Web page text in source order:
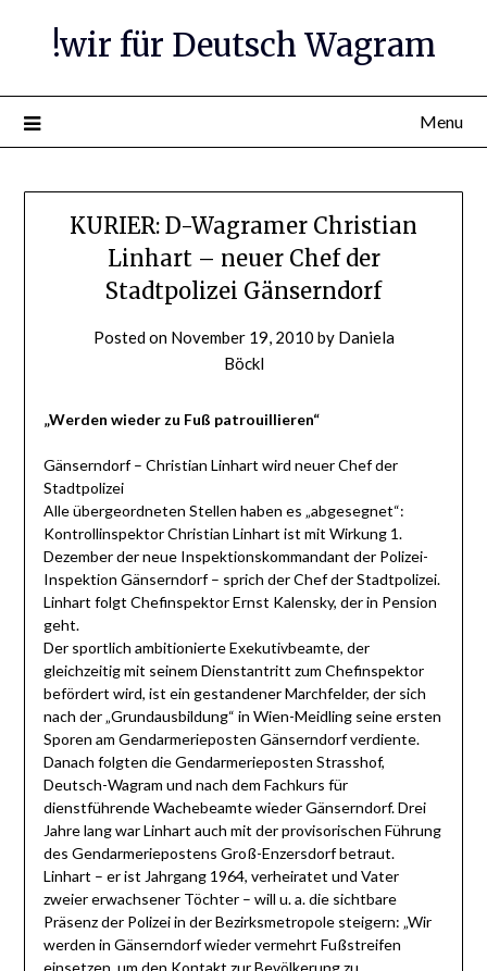
!wir für Deutsch Wagram
Menu
KURIER: D-Wagramer Christian
Linhart – neuer Chef der
Stadtpolizei Gänserndorf
Posted on November 19, 2010 by Daniela
Böckl
„Werden wieder zu Fuß patrouillieren“
Gänserndorf – Christian Linhart wird neuer Chef der
Stadtpolizei
Alle übergeordneten Stellen haben es „abgesegnet“:
Kontrollinspektor Christian Linhart ist mit Wirkung 1.
Dezember der neue Inspektionskommandant der Polizei-
Inspektion Gänserndorf – sprich der Chef der Stadtpolizei.
Linhart folgt Chefinspektor Ernst Kalensky, der in Pension
geht.
Der sportlich ambitionierte Exekutivbeamte, der
gleichzeitig mit seinem Dienstantritt zum Chefinspektor
befördert wird, ist ein gestandener Marchfelder, der sich
nach der „Grundausbildung“ in Wien-Meidling seine ersten
Sporen am Gendarmerieposten Gänserndorf verdiente.
Danach folgten die Gendarmerieposten Strasshof,
Deutsch-Wagram und nach dem Fachkurs für
dienstführende Wachebeamte wieder Gänserndorf. Drei
Jahre lang war Linhart auch mit der provisorischen Führung
des Gendarmeriepostens Groß-Enzersdorf betraut.
Linhart – er ist Jahrgang 1964, verheiratet und Vater
zweier erwachsener Töchter – will u. a. die sichtbare
Präsenz der Polizei in der Bezirksmetropole steigern: „Wir
werden in Gänserndorf wieder vermehrt Fußstreifen